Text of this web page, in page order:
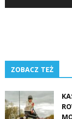
ZOBACZ TEŻ